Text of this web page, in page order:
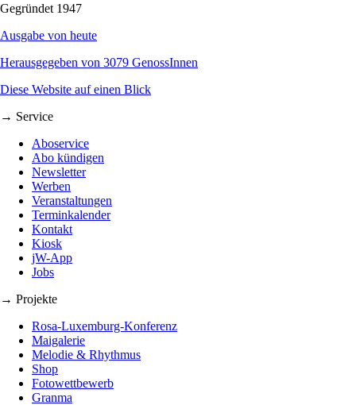
Gegründet 1947
Ausgabe von heute
Herausgegeben von 3079 GenossInnen
Diese Website auf einen Blick
→ Service
Aboservice
Abo kündigen
Newsletter
Werben
Veranstaltungen
Terminkalender
Kontakt
Kiosk
jW-App
Jobs
→ Projekte
Rosa-Luxemburg-Konferenz
Maigalerie
Melodie & Rhythmus
Shop
Fotowettbewerb
Granma